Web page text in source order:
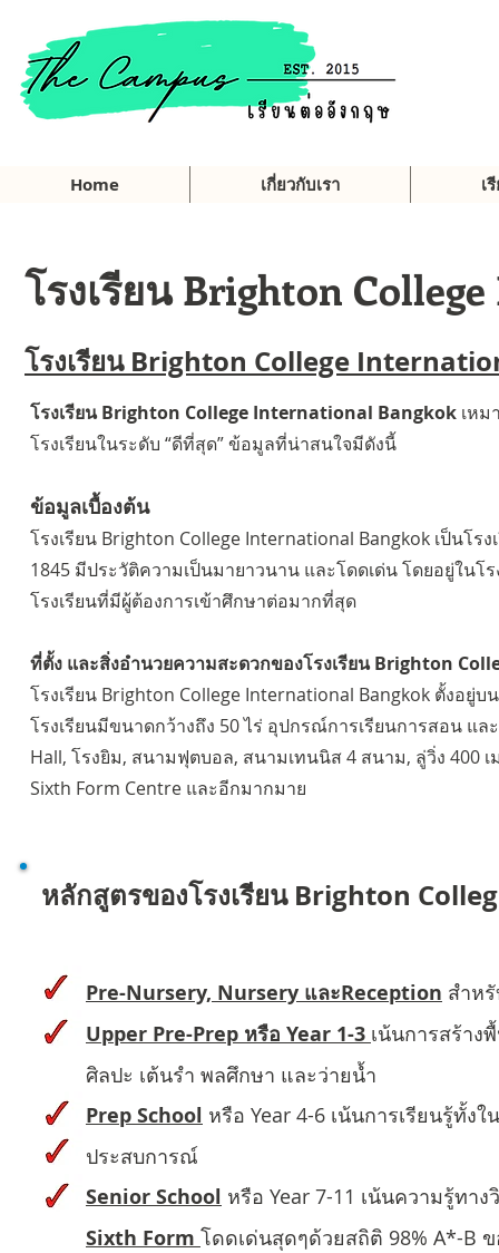
Home เกี่ยวกับเรา เ
โรงเรียน Brighton College
โรงเรียน Brighton College
โรงเรียน Brighton College International Bangkok เหม
โรงเรียนในระดับ “ดีที่สุด” ข้อมูลที่น่าสนใจมีดังนี้
ข้อมูลเบื้องต้น
โรงเรียน Brighton College International Bangkok เป็นโร
1845 มีประวัติความเป็นมายาวนาน และโดดเด่น โดยอยู่ใน
โรงเรียนที่มีผู้ต้องการเข้าศึกษาต่อมากที่สุด
ที่ตั้ง และสิ่งอำนวยความสะดวกของโรงเรียน Brighton
โรงเรียน Brighton College International Bangkok ตั้งอยู่
โรงเรียนมีขนาดกว้างถึง 50 ไร่ อุปกรณ์การเรียนการสอน แ
Hall, โรงยิม, สนามฟุตบอล, สนามเทนนิส 4 สนาม, ลู่วิ่ง 400
Sixth Form Centre และอีกมากมาย
หลักสูตรของโรงเรียน Brighton
Pre-Nursery, Nursery และReception สำห
Upper Pre-Prep หรือ Year 1-3 เน้นการสร้า
ศิลปะ เต้นรำ พลศึกษา และว่ายน้ำ
Prep School หรือ Year 4-6 เน้นการเรียนรู้ทั้ง
ประสบการณ์
Senior School หรือ Year 7-11 เน้นความรู้ทา
Sixth Form โดดเด่นสุดๆด้วยสถิติ 98% A*-B